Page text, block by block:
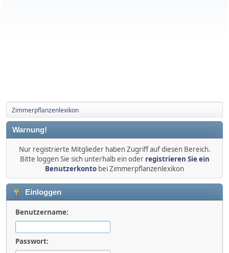
Zimmerpflanzenlexikon
Warnung!
Nur registrierte Mitglieder haben Zugriff auf diesen Bereich.
Bitte loggen Sie sich unterhalb ein oder registrieren Sie ein
Benutzerkonto bei Zimmerpflanzenlexikon
Einloggen
Benutzername:
Passwort: